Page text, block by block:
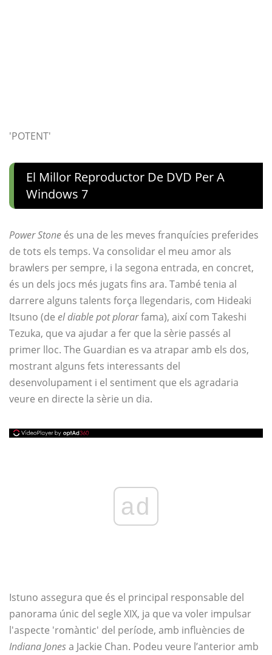
'POTENT'
El Millor Reproductor De DVD Per A
Windows 7
Power Stone és una de les meves franquícies preferides
de tots els temps. Va consolidar el meu amor als
brawlers per sempre, i la segona entrada, en concret,
és un dels jocs més jugats fins ara. També tenia al
darrere alguns talents força llegendaris, com Hideaki
Itsuno (de el diable pot plorarfama), així com Takeshi
Tezuka, que va ajudar a fer que la sèrie passés al
primer lloc. The Guardian es va atrapar amb els dos,
mostrant alguns fets interessants del
desenvolupament i el sentiment que els agradaria
veure en directe la sèrie un dia.
ad
Istuno assegura que és el principal responsable del
panorama únic del segle XIX, ja que va voler impulsar
l'aspecte 'romàntic' del període, amb influències de
Indiana Jonesa Jackie Chan. Podeu veure l’anterior amb